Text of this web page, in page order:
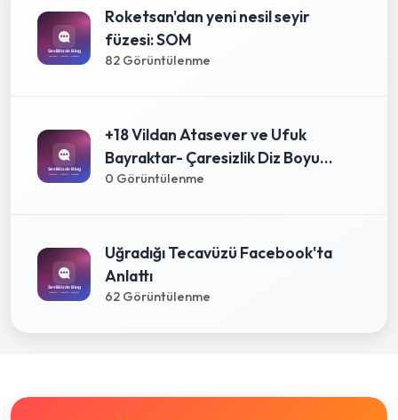
Roketsan'dan yeni nesil seyir
füzesi: SOM
82 Görüntülenme
+18 Vildan Atasever ve Ufuk
Bayraktar- Çaresizlik Diz Boyu...
0 Görüntülenme
Uğradığı Tecavüzü Facebook'ta
Anlattı
62 Görüntülenme